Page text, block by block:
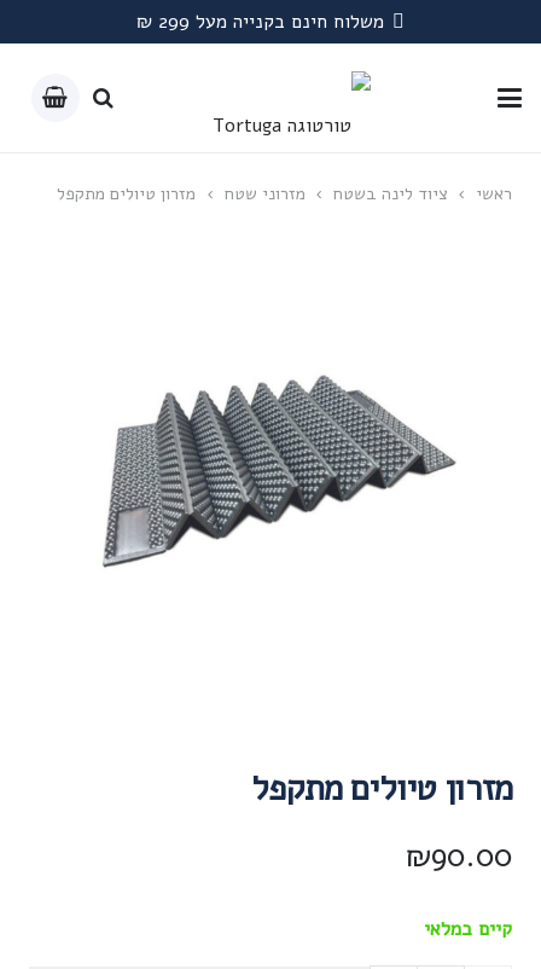
משלוח חינם בקנייה מעל 299 ₪
ראשי › ציוד לינה בשטח › מזרוני שטח › מזרון טיולים מתקפל
מזרון טיולים מתקפל
₪90.00
קיים במלאי